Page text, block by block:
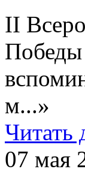
II
Победы
м...»
Читать
07 мая